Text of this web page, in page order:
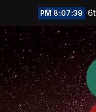
8:07:40 PM